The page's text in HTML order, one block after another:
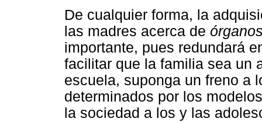
De cualquier forma, la
las madres acerca de
importante, pues redundará
facilitar que la familia sea un
escuela, suponga un freno a
determinados por los
la sociedad a los y las